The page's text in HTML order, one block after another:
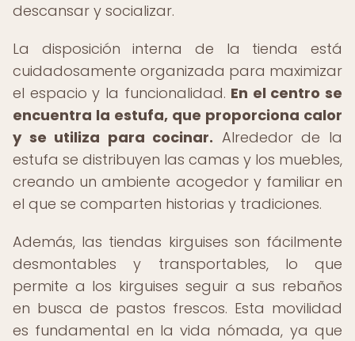
descansar y socializar.
La disposición interna de la tienda está
cuidadosamente organizada para maximizar
el espacio y la funcionalidad. En el centro se
encuentra la estufa, que proporciona calor
y se utiliza para cocinar. Alrededor de la
estufa se distribuyen las camas y los muebles,
creando un ambiente acogedor y familiar en
el que se comparten historias y tradiciones.
Además, las tiendas kirguises son fácilmente
desmontables y transportables, lo que
permite a los kirguises seguir a sus rebaños
en busca de pastos frescos. Esta movilidad
es fundamental en la vida nómada, ya que